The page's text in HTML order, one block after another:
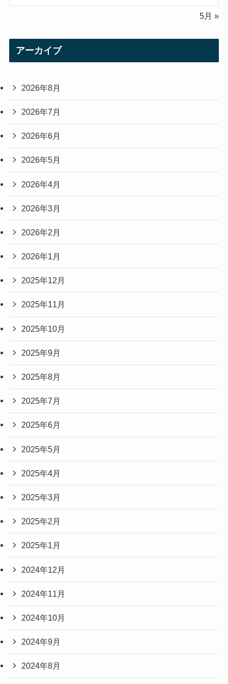
5月 »
アーカイブ
2026年8月
2026年7月
2026年6月
2026年5月
2026年4月
2026年3月
2026年2月
2026年1月
2025年12月
2025年11月
2025年10月
2025年9月
2025年8月
2025年7月
2025年6月
2025年5月
2025年4月
2025年3月
2025年2月
2025年1月
2024年12月
2024年11月
2024年10月
2024年9月
2024年8月